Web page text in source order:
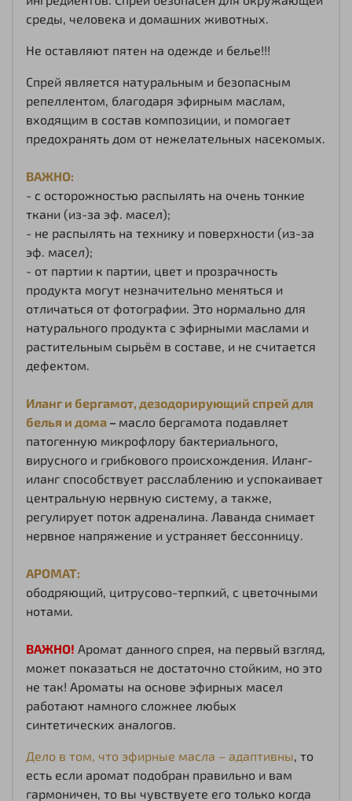
среды, человека и домашних животных.
Не оставляют пятен на одежде и белье!!!
Спрей является натуральным и безопасным
репеллентом, благодаря эфирным маслам,
входящим в состав композиции, и помогает
предохранять дом от нежелательных насекомых.
ВАЖНО:
- с осторожностью распылять на очень тонкие
ткани (из-за эф. масел);
- не распылять на технику и поверхности (из-за
эф. масел);
- от партии к партии, цвет и прозрачность
продукта могут незначительно меняться и
отличаться от фотографии. Это нормально для
натурального продукта с эфирными маслами и
растительным сырьём в составе, и не считается
дефектом.
Иланг и бергамот, дезодорирующий спрей для
белья и дома – масло бергамота подавляет
патогенную микрофлору бактериального,
вирусного и грибкового происхождения. Иланг-
иланг способствует расслаблению и успокаивает
центральную нервную систему, а также,
регулирует поток адреналина. Лаванда снимает
нервное напряжение и устраняет бессонницу.
АРОМАТ:
ободряющий, цитрусово-терпкий, с цветочными
нотами.
ВАЖНО! Аромат данного спрея, на первый взгляд,
может показаться не достаточно стойким, но это
не так! Ароматы на основе эфирных масел
работают намного сложнее любых
синтетических аналогов.
Дело в том, что эфирные масла – адаптивны, то
есть если аромат подобран правильно и вам
гармоничен, то вы чувствуете его только когда